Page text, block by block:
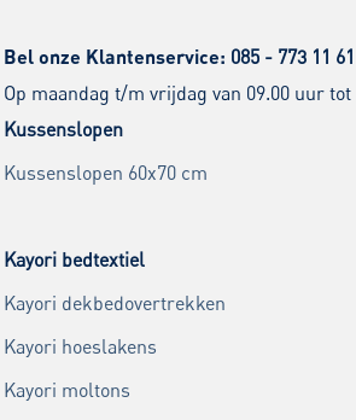
Bel onze Klantenservice: 085 - 773 11 61
Op maandag t/m vrijdag van 09.00 uur tot
Kussenslopen
Kussenslopen 60x70 cm
Kayori bedtextiel
Kayori dekbedovertrekken
Kayori hoeslakens
Kayori moltons